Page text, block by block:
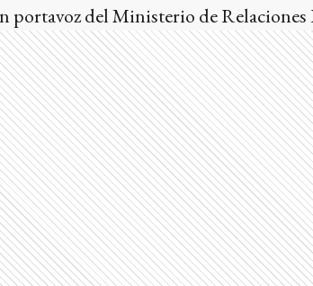
portavoz del Ministerio de Relaciones